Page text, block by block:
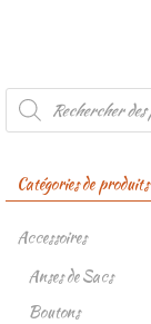
Recherche
produits
Catégories de produits
Accessoires
Anses de Sacs
Boutons